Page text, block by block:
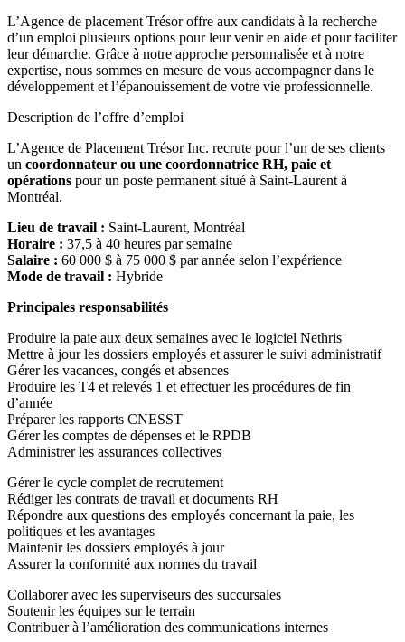
L’Agence de placement Trésor offre aux candidats à la recherche
d’un emploi plusieurs options pour leur venir en aide et pour faciliter
leur démarche. Grâce à notre approche personnalisée et à notre
expertise, nous sommes en mesure de vous accompagner dans le
développement et l’épanouissement de votre vie professionnelle.
Description de l’offre d’emploi
L’Agence de Placement Trésor Inc. recrute pour l’un de ses clients
un coordonnateur ou une coordonnatrice RH, paie et
opérations pour un poste permanent situé à Saint-Laurent à
Montréal.
Lieu de travail : Saint-Laurent, Montréal
Horaire : 37,5 à 40 heures par semaine
Salaire : 60 000 $ à 75 000 $ par année selon l’expérience
Mode de travail : Hybride
Principales responsabilités
Produire la paie aux deux semaines avec le logiciel Nethris
Mettre à jour les dossiers employés et assurer le suivi administratif
Gérer les vacances, congés et absences
Produire les T4 et relevés 1 et effectuer les procédures de fin
d’année
Préparer les rapports CNESST
Gérer les comptes de dépenses et le RPDB
Administrer les assurances collectives
Gérer le cycle complet de recrutement
Rédiger les contrats de travail et documents RH
Répondre aux questions des employés concernant la paie, les
politiques et les avantages
Maintenir les dossiers employés à jour
Assurer la conformité aux normes du travail
Collaborer avec les superviseurs des succursales
Soutenir les équipes sur le terrain
Contribuer à l’amélioration des communications internes